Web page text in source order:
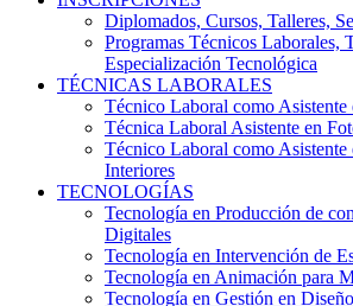
Diplomados, Cursos, Talleres,
Programas Técnicos Laborales,
Especialización Tecnológica
TÉCNICAS LABORALES
Técnico Laboral como Asistente
Técnica Laboral Asistente en
Técnico Laboral como Asistente
Interiores
TECNOLOGÍAS
Tecnología en Producción de
Digitales
Tecnología en Intervención de
Tecnología en Animación para
Tecnología en Gestión en